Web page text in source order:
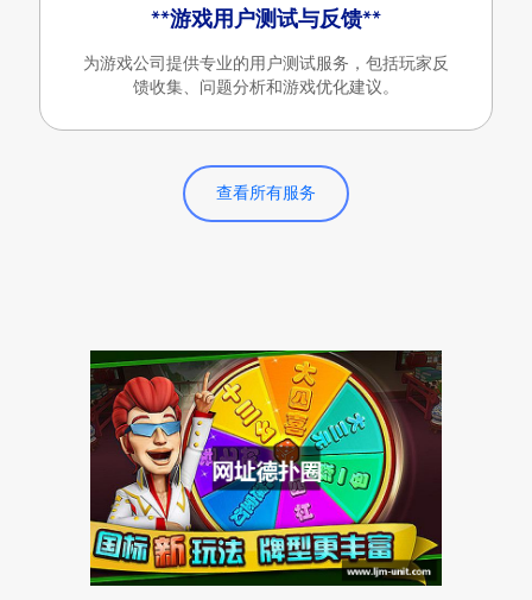
**游戏用户测试与反馈**
为游戏公司提供专业的用户测试服务，包括玩家反
馈收集、问题分析和游戏优化建议。
查看所有服务